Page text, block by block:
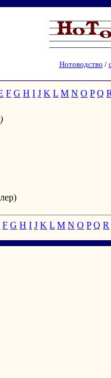
Нотоводство /
F G H I J K L M N O P Q
F G H I J K L M N O P Q R